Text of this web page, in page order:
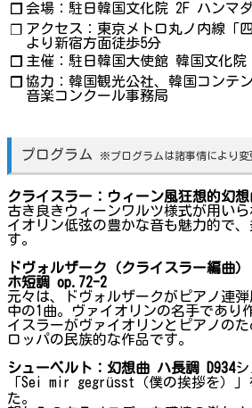
❐ 会場：駐日韓国文化院 2F ハンマ
❐ アクセス：東京メトロ丸ノ内線「
より新宿方面徒歩5分
❐ 主催：駐日韓国大使館 韓国文化院
❐ 協力：韓国観光公社、韓国コンテ
音楽コンクール事務局
プログラム ※プログラムは諸事情により変
クライスラー：ウィーン風狂想的幻想
古き良きウィーンワルツ様式が用い
イオリン低弦の豊かな音も魅力的で
す。
ドヴォルザーク（クライスラー編曲
ホ短調 op.72-2
元々は、ドヴォルザークがピアノ連
中の1曲。ヴァイオリンの名手であり
イスラーがヴァイオリンとピアノの
ロッパの民族的な作品です。
シューベルト：幻想曲 ハ長調 D934シ
「Sei mir gegrüsst（僕の挨拶を）
た。